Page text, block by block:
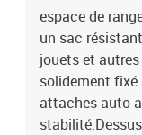
sac résistant à
rangement avec un
accoudoir en acacia
un sac résistant à
siège avec housse
espace de
un sac
jouets et
solidement fixé
attaches auto-